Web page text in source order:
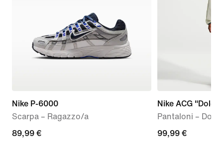
Nike P-6000
Scarpa – Ragazzo/a
89,99
89,99 €
Nike ACG
Pantaloni –
99,99
99,99 €